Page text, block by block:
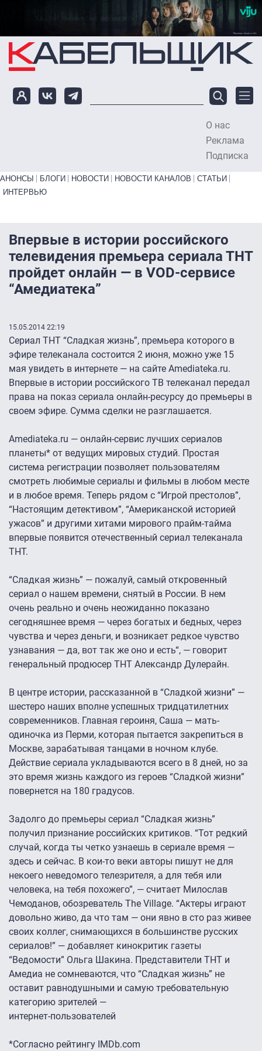
Перейти к основному содержанию
О нас
Реклама
Подписка
Primary links bottom
АНОНСЫ БЛОГИ НОВОСТИ НОВОСТИ КАНАЛОВ
СТАТЬИ
ИНТЕРВЬЮ
Впервые в истории российского
телевидения премьера сериала ТНТ
пройдет онлайн — в VOD-сервисе
“Амедиатека”
15.05.2014 22:19
Сериал ТНТ “Сладкая жизнь”, премьера которого в
эфире телеканала состоится 2 июня, можно уже 15
мая увидеть в интернете — на сайте Amediateka.ru.
Впервые в истории российского ТВ телеканал передал
права на показ сериала онлайн-ресурсу до премьеры в
своем эфире. Сумма сделки не разглашается.
Amediateka.ru — онлайн-сервис лучших сериалов
планеты* от ведущих мировых студий. Простая
система регистрации позволяет пользователям
смотреть любимые сериалы и фильмы в любом месте
и в любое время. Теперь рядом с “Игрой престолов”,
“Настоящим детективом”, “Американской историей
ужасов” и другими хитами мирового прайм-тайма
впервые появится отечественный сериал телеканала
ТНТ.
“Сладкая жизнь” — пожалуй, самый откровенный
сериал о нашем времени, снятый в России. В нем
очень реально и очень неожиданно показано
сегодняшнее время — через богатых и бедных, через
чувства и через деньги, и возникает редкое чувство
узнавания — да, вот так же оно и есть“, — говорит
генеральный продюсер ТНТ Александр Дулерайн.
В центре истории, рассказанной в “Сладкой жизни” —
шестеро наших вполне успешных тридцатилетних
современников. Главная героиня, Саша — мать-
одиночка из Перми, которая пытается закрепиться в
Москве, зарабатывая танцами в ночном клубе.
Действие сериала укладываются всего в 8 дней, но за
это время жизнь каждого из героев “Сладкой жизни”
повернется на 180 градусов.
Задолго до премьеры сериал “Сладкая жизнь”
получил признание российских критиков. “Тот редкий
случай, когда ты четко узнаешь в сериале время —
здесь и сейчас. В кои-то веки авторы пишут не для
некоего неведомого телезрителя, а для тебя или
человека, на тебя похожего”, — считает Милослав
Чемоданов, обозреватель The Village. “Актеры играют
довольно живо, да что там — они явно в сто раз живее
своих коллег, снимающихся в большинстве русских
сериалов!” — добавляет кинокритик газеты
“Ведомости” Ольга Шакина. Представители ТНТ и
Амедиа не сомневаются, что “Сладкая жизнь” не
оставит равнодушными и самую требовательную
категорию зрителей —
интернет-пользователей
*Согласно рейтингу IMDb.com